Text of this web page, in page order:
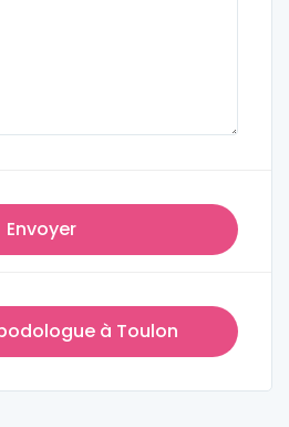
Envoyer
à Toulon